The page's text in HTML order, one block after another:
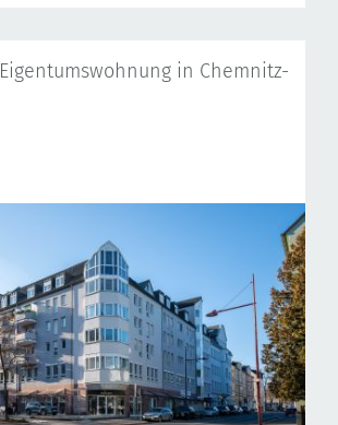
Eigentumswohnung in Chemnitz-